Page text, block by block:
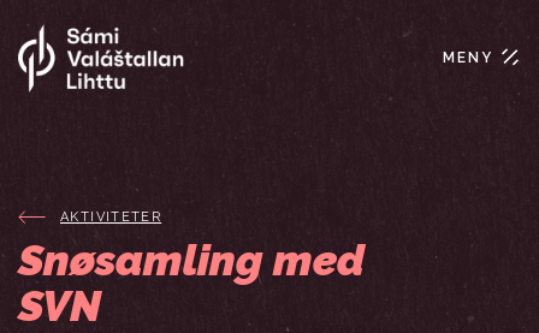
MENY
AKTIVITETER
Snøsamling med
SVN